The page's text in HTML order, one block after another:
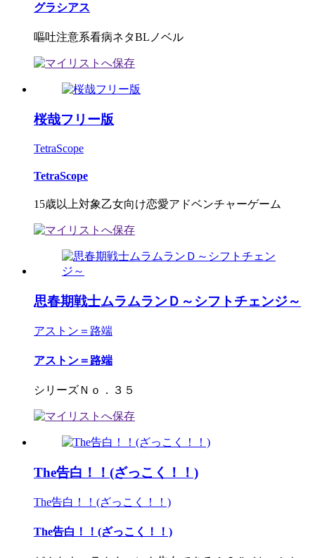
グラシアス
嘔吐注意系看病ネタBLノベル
桜哉フリー版
TetraScope
TetraScope
15歳以上対象乙女向け恋愛アドベンチャーゲーム
思春期戦士ムラムランＤ～シフトチェンジ～
アストン＝路端
アストン＝路端
シリーズＮｏ．３５
The告白！！(ざっこく！！)
The告白！！(ざっこく！！)
The告白！！(ざっこく！！)